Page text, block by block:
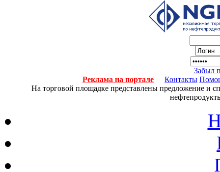
Забыл
Реклама на портале
Контакты
На торговой площадке представлены предложение и